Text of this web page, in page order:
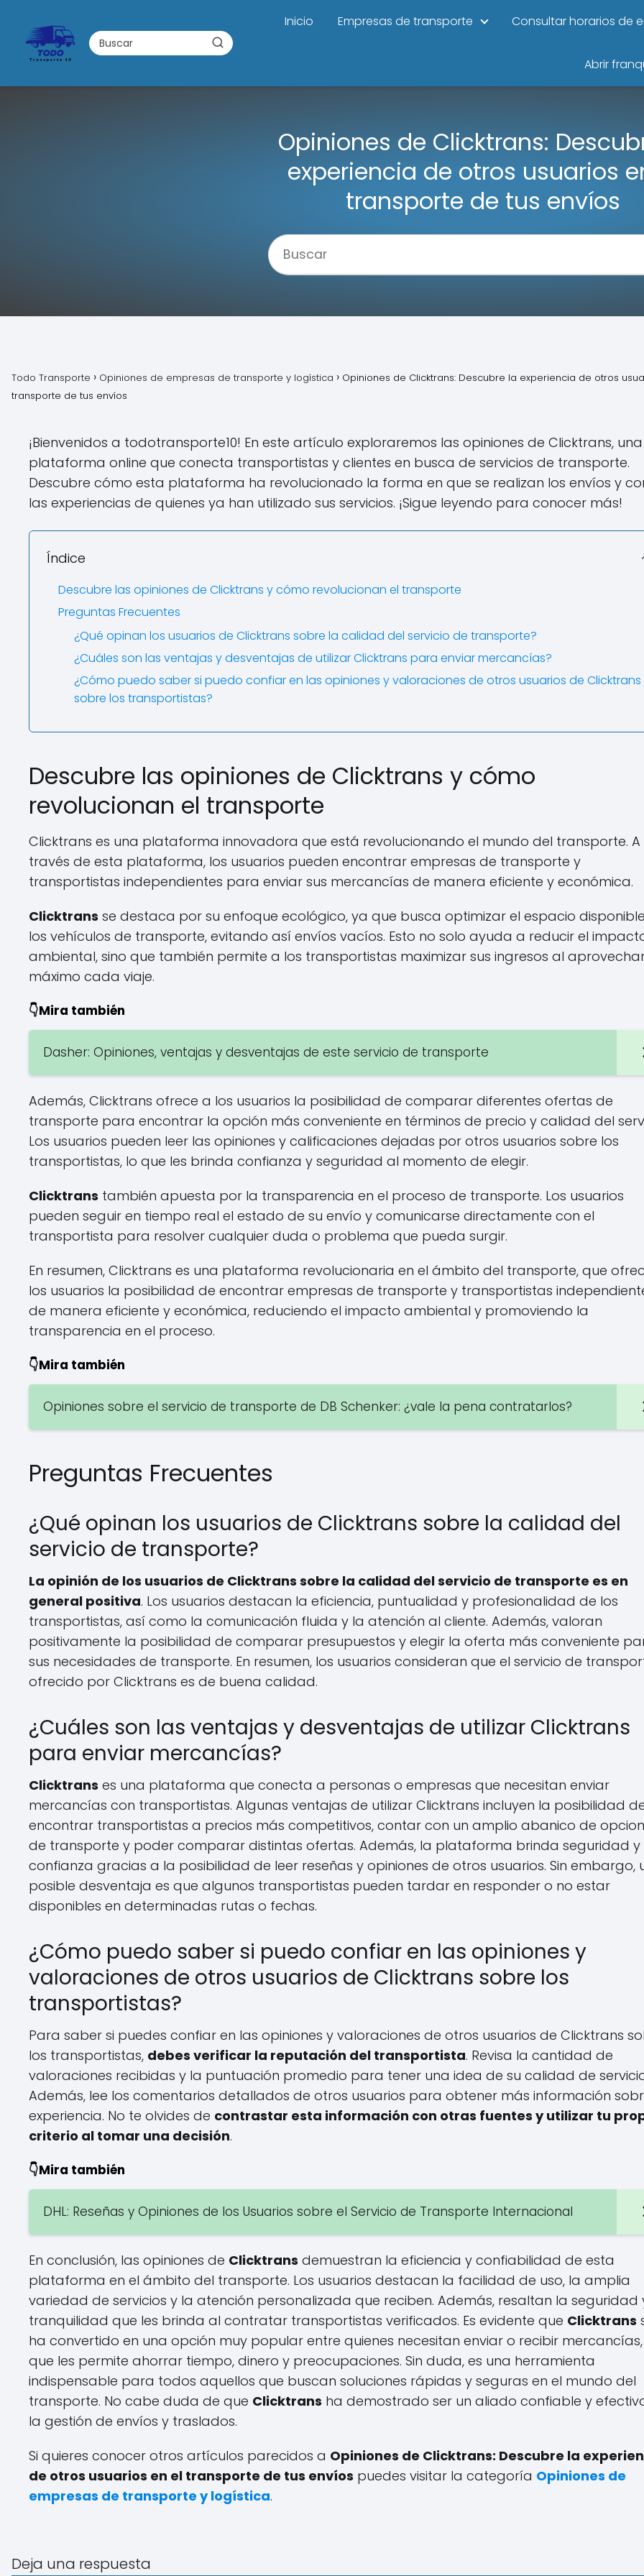
Inicio Empresas de transporte Consultar horarios de
Abrir
Opiniones de Clicktrans:
experiencia de otros usuarios
transporte de tus envíos
Todo Transporte Opiniones de empresas de transporte y logística
Opiniones de Clicktrans: Descubre la experiencia de otros
transporte de tus envíos
¡Bienvenidos a todotransporte10! En este artículo exploraremos las opiniones de Clicktrans, una
plataforma online que conecta transportistas y clientes en busca de servicios de transporte.
Descubre cómo esta plataforma ha revolucionado la forma en que se realizan los envíos y
las experiencias de quienes ya han utilizado sus servicios. ¡Sigue leyendo para conocer más!
Índice
Descubre las opiniones de Clicktrans y cómo revolucionan el transporte
Preguntas Frecuentes
¿Qué opinan los usuarios de Clicktrans sobre la calidad del servicio de transporte?
¿Cuáles son las ventajas y desventajas de utilizar Clicktrans para enviar mercancías?
¿Cómo puedo saber si puedo confiar en las opiniones y valoraciones de otros usuarios de Clicktrans
sobre los transportistas?
Descubre las opiniones de Clicktrans y cómo
revolucionan el transporte
Clicktrans es una plataforma innovadora que está revolucionando el mundo del transporte. A
través de esta plataforma, los usuarios pueden encontrar empresas de transporte y
transportistas independientes para enviar sus mercancías de manera eficiente y económica.
Clicktrans se destaca por su enfoque ecológico, ya que busca optimizar el espacio
los vehículos de transporte, evitando así envíos vacíos. Esto no solo ayuda a reducir el
ambiental, sino que también permite a los transportistas maximizar sus ingresos al
máximo cada viaje.
👇Mira también
Dasher: Opiniones, ventajas y desventajas de este servicio de transporte
Además, Clicktrans ofrece a los usuarios la posibilidad de comparar diferentes ofertas de
transporte para encontrar la opción más conveniente en términos de precio y calidad del
Los usuarios pueden leer las opiniones y calificaciones dejadas por otros usuarios sobre los
transportistas, lo que les brinda confianza y seguridad al momento de elegir.
Clicktrans también apuesta por la transparencia en el proceso de transporte. Los usuarios
pueden seguir en tiempo real el estado de su envío y comunicarse directamente con el
transportista para resolver cualquier duda o problema que pueda surgir.
En resumen, Clicktrans es una plataforma revolucionaria en el ámbito del transporte, que
los usuarios la posibilidad de encontrar empresas de transporte y transportistas
de manera eficiente y económica, reduciendo el impacto ambiental y promoviendo la
transparencia en el proceso.
👇Mira también
Opiniones sobre el servicio de transporte de DB Schenker: ¿vale la pena contratarlos?
Preguntas Frecuentes
¿Qué opinan los usuarios de Clicktrans sobre la calidad del
servicio de transporte?
La opinión de los usuarios de Clicktrans sobre la calidad del servicio de transporte es en
general positiva. Los usuarios destacan la eficiencia, puntualidad y profesionalidad de los
transportistas, así como la comunicación fluida y la atención al cliente. Además, valoran
positivamente la posibilidad de comparar presupuestos y elegir la oferta más conveniente
sus necesidades de transporte. En resumen, los usuarios consideran que el servicio de
ofrecido por Clicktrans es de buena calidad.
¿Cuáles son las ventajas y desventajas de utilizar Clicktrans
para enviar mercancías?
Clicktrans es una plataforma que conecta a personas o empresas que necesitan enviar
mercancías con transportistas. Algunas ventajas de utilizar Clicktrans incluyen la posibilidad
encontrar transportistas a precios más competitivos, contar con un amplio abanico de
de transporte y poder comparar distintas ofertas. Además, la plataforma brinda seguridad y
confianza gracias a la posibilidad de leer reseñas y opiniones de otros usuarios. Sin embargo,
posible desventaja es que algunos transportistas pueden tardar en responder o no estar
disponibles en determinadas rutas o fechas.
¿Cómo puedo saber si puedo confiar en las opiniones y
valoraciones de otros usuarios de Clicktrans sobre los
transportistas?
Para saber si puedes confiar en las opiniones y valoraciones de otros usuarios de Clicktrans
los transportistas, debes verificar la reputación del transportista. Revisa la cantidad de
valoraciones recibidas y la puntuación promedio para tener una idea de su calidad de
Además, lee los comentarios detallados de otros usuarios para obtener más información
experiencia. No te olvides de contrastar esta información con otras fuentes y utilizar tu
criterio al tomar una decisión.
👇Mira también
DHL: Reseñas y Opiniones de los Usuarios sobre el Servicio de Transporte Internacional
En conclusión, las opiniones de Clicktrans demuestran la eficiencia y confiabilidad de esta
plataforma en el ámbito del transporte. Los usuarios destacan la facilidad de uso, la amplia
variedad de servicios y la atención personalizada que reciben. Además, resaltan la seguridad
tranquilidad que les brinda al contratar transportistas verificados. Es evidente que Clicktrans
ha convertido en una opción muy popular entre quienes necesitan enviar o recibir
que les permite ahorrar tiempo, dinero y preocupaciones. Sin duda, es una herramienta
indispensable para todos aquellos que buscan soluciones rápidas y seguras en el mundo del
transporte. No cabe duda de que Clicktrans ha demostrado ser un aliado confiable y
la gestión de envíos y traslados.
Si quieres conocer otros artículos parecidos a Opiniones de Clicktrans: Descubre la
de otros usuarios en el transporte de tus envíos puedes visitar la categoría Opiniones de
empresas de transporte y logística.
Deja una respuesta